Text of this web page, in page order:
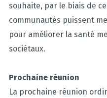
souhaite, par le biais de
communautés puissent
pour améliorer la santé
sociétaux.
Prochaine réunion
La prochaine réunion